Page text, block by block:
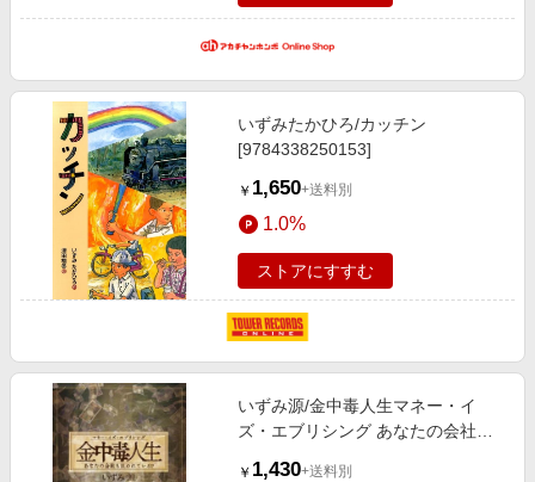
いずみたかひろ/カッチン
[9784338250153]
￥ 1,650+送料別
1.0%
ストアにすすむ
いずみ源/金中毒人生マネー・イ
ズ・エブリシング あなたの会社も
￥ 1,430+送料別